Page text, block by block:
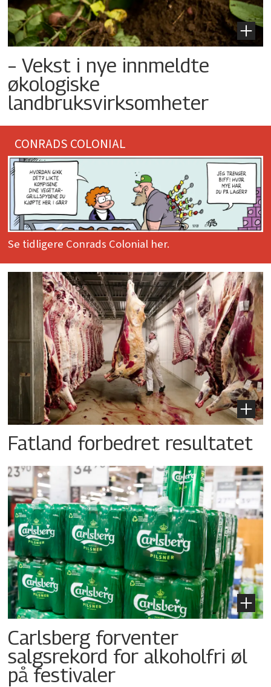
– Vekst i nye innmeldte
økologiske
landbruksvirksomheter
CONRADS COLONIAL
Se tidligere Conrads Colonial her.
Fatland forbedret resultatet
Carlsberg forventer
salgsrekord for alkoholfri øl
på festivaler